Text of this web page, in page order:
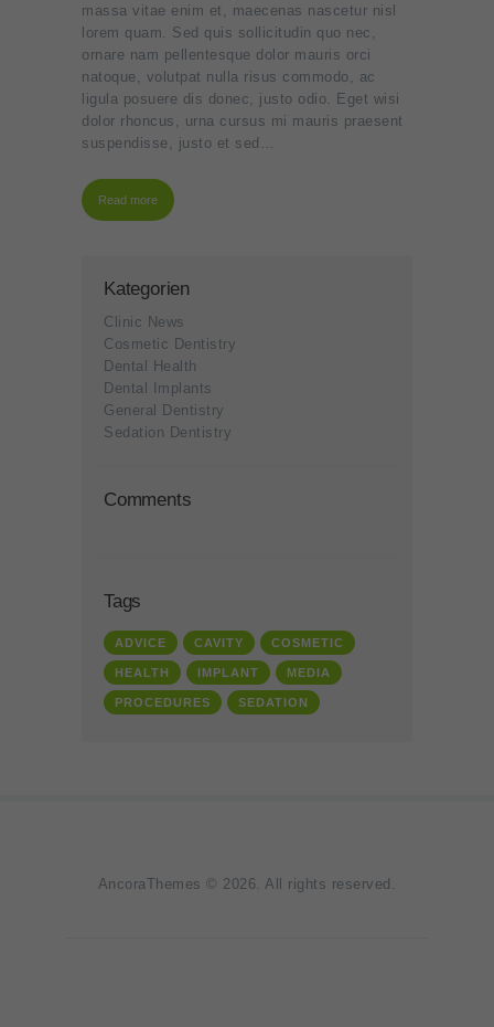
massa vitae enim et, maecenas nascetur nisl
lorem quam. Sed quis sollicitudin quo nec,
ornare nam pellentesque dolor mauris orci
natoque, volutpat nulla risus commodo, ac
ligula posuere dis donec, justo odio. Eget wisi
dolor rhoncus, urna cursus mi mauris praesent
suspendisse, justo et sed…
Read more
Kategorien
Clinic News
Cosmetic Dentistry
Dental Health
Dental Implants
General Dentistry
Sedation Dentistry
Comments
Tags
ADVICE CAVITY COSMETIC
HEALTH IMPLANT MEDIA
PROCEDURES SEDATION
AncoraThemes © 2026. All rights reserved.